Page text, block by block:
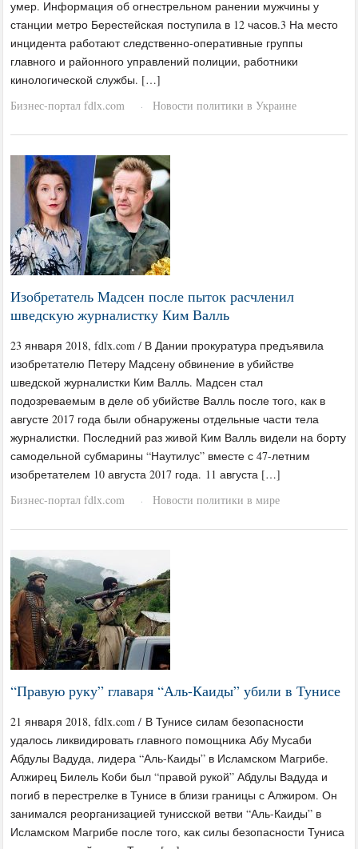
умер. Информация об огнестрельном ранении мужчины у
станции метро Берестейская поступила в 12 часов.3 На место
инцидента работают следственно-оперативные группы
главного и районного управлений полиции, работники
кинологической службы. […]
Бизнес-портал fdlx.com
· Новости политики в Украине
Изобретатель Мадсен после пыток расчленил
шведскую журналистку Ким Валль
23 января 2018, fdlx.com / В Дании прокуратура предъявила
изобретателю Петеру Мадсену обвинение в убийстве
шведской журналистки Ким Валль. Мадсен стал
подозреваемым в деле об убийстве Валль после того, как в
августе 2017 года были обнаружены отдельные части тела
журналистки. Последний раз живой Ким Валль видели на борту
самодельной субмарины “Наутилус” вместе с 47-летним
изобретателем 10 августа 2017 года. 11 августа […]
Бизнес-портал fdlx.com
· Новости политики в мире
“Правую руку” главаря “Аль-Каиды” убили в Тунисе
21 января 2018, fdlx.com / В Тунисе силам безопасности
удалось ликвидировать главного помощника Абу Мусаби
Абдулы Вадуда, лидера “Аль-Каиды” в Исламском Магрибе.
Алжирец Билель Коби был “правой рукой” Абдулы Вадуда и
погиб в перестрелке в Тунисе в близи границы с Алжиром. Он
занимался реорганизацией тунисской ветви “Аль-Каиды” в
Исламском Магрибе после того, как силы безопасности Туниса